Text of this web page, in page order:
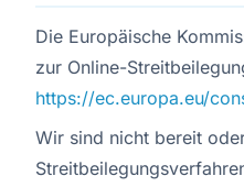
Die Europäische
zur Online-
https://ec.europa.eu/
Wir sind nicht bereit